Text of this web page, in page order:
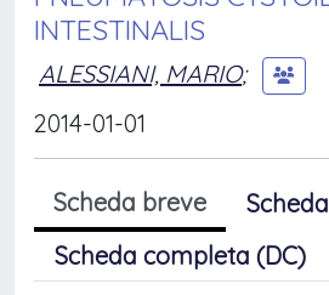
INTESTINALIS
ALESSIANI, MARIO;
2014-01-01
Scheda breve
Scheda completa (DC)